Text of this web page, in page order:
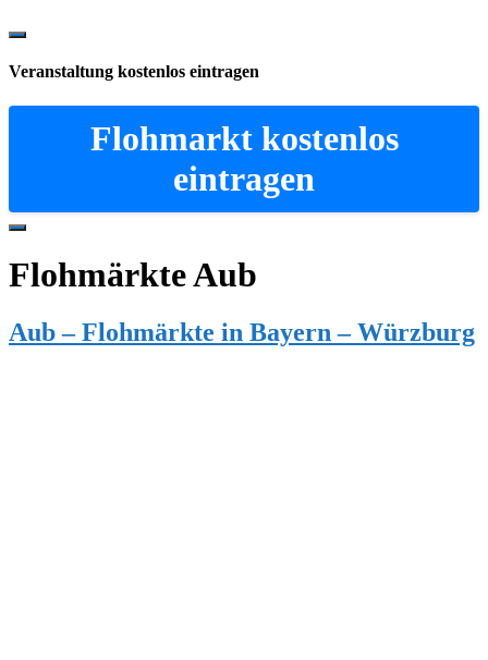
Show
Content
Veranstaltung kostenlos eintragen
Flohmarkt kostenlos
eintragen
Hide
Content
Flohmärkte Aub
Aub – Flohmärkte in Bayern – Würzburg